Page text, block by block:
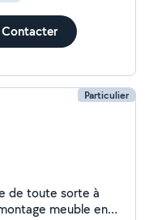
Contacter
Particulier
de toute sorte à
meuble en